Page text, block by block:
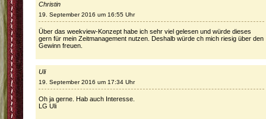
Christin
19. September 2016 um 16:55 Uhr
Über das weekview-Konzept habe ich sehr viel gelesen und würde dieses
gern für mein Zeitmanagement nutzen. Deshalb würde ch mich riesig über den
Gewinn freuen.
Uli
19. September 2016 um 17:34 Uhr
Oh ja gerne. Hab auch Interesse.
LG Uli